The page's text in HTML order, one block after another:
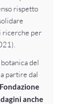
rispetto
ricerche per
del
partire dal
anche